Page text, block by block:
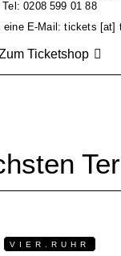
Tel: 0208 599 01 88
E-Mail: tickets [at]
Ticketshop
VIER.RUHR